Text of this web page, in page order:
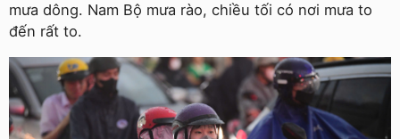
mưa dông. Nam Bộ mưa rào, chiều tối có nơi mưa to
đến rất to.